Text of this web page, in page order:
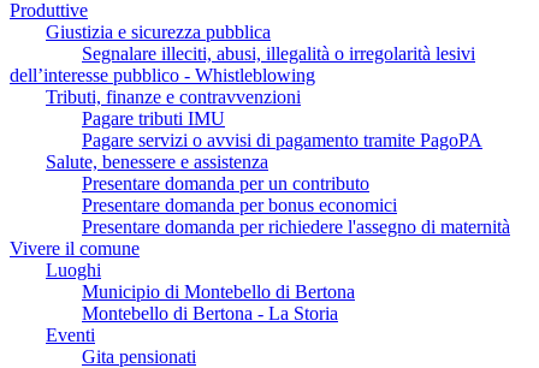
Produttive
Giustizia e sicurezza pubblica
Segnalare illeciti, abusi, illegalità o irregolarità lesivi
dell’interesse pubblico - Whistleblowing
Tributi, finanze e contravvenzioni
Pagare tributi IMU
Pagare servizi o avvisi di pagamento tramite PagoPA
Salute, benessere e assistenza
Presentare domanda per un contributo
Presentare domanda per bonus economici
Presentare domanda per richiedere l'assegno di maternità
Vivere il comune
Luoghi
Municipio di Montebello di Bertona
Montebello di Bertona - La Storia
Eventi
Gita pensionati